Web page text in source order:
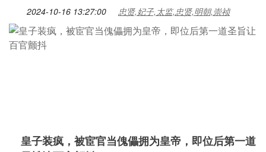
2024-10-16 13:27:00 忠贤,妃子,太监,忠贤,明朝,崇祯
皇子装疯，被宦官当傀儡拥为皇帝，即位后第一道